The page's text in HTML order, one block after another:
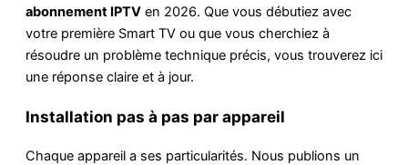
abonnement IPTV en 2026. Que vous débutiez avec
votre première Smart TV ou que vous cherchiez à
résoudre un problème technique précis, vous trouverez ici
une réponse claire et à jour.
Installation pas à pas par appareil
Chaque appareil a ses particularités. Nous publions un